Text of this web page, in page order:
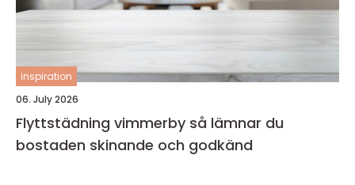
inspiration
06. July 2026
Flyttstädning vimmerby så lämnar du
bostaden skinande och godkänd